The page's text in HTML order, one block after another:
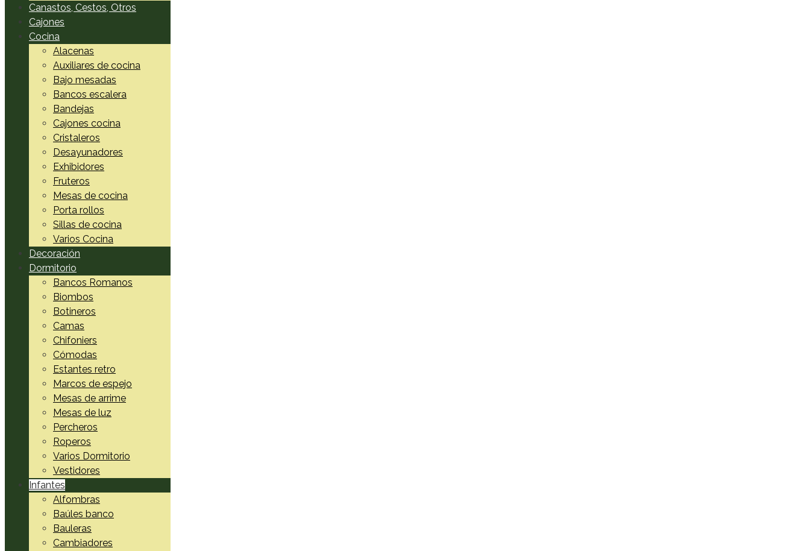
Canastos, Cestos, Otros
Cajones
Cocina
Alacenas
Auxiliares de cocina
Bajo mesadas
Bancos escalera
Bandejas
Cajones cocina
Cristaleros
Desayunadores
Exhibidores
Fruteros
Mesas de cocina
Porta rollos
Sillas de cocina
Varios Cocina
Decoración
Dormitorio
Bancos Romanos
Biombos
Botineros
Camas
Chifoniers
Cómodas
Estantes retro
Marcos de espejo
Mesas de arrime
Mesas de luz
Percheros
Roperos
Varios Dormitorio
Vestidores
Infantes
Alfombras
Baúles banco
Bauleras
Cambiadores